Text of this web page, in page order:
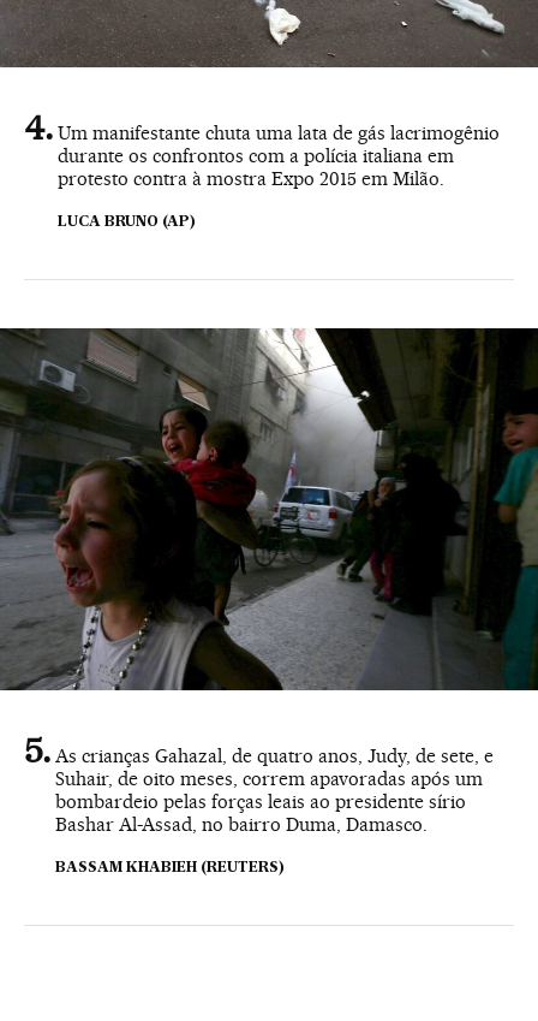
Um manifestante chuta uma lata de gás lacrimogênio
durante os confrontos com a polícia italiana em
protesto contra à mostra Expo 2015 em Milão.
LUCA BRUNO (AP)
As crianças Gahazal, de quatro anos, Judy, de sete, e
Suhair, de oito meses, correm apavoradas após um
bombardeio pelas forças leais ao presidente sírio
Bashar Al-Assad, no bairro Duma, Damasco.
BASSAM KHABIEH (REUTERS)